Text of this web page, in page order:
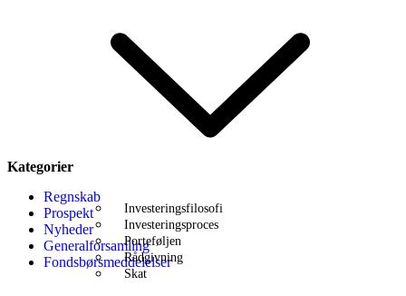
Investeringsfilosofi
Investeringsproces
Porteføljen
Rådgivning
Skat
Kategorier
Regnskab
Prospekt
Nyheder
Generalforsamling
Fondsbørsmeddelelser